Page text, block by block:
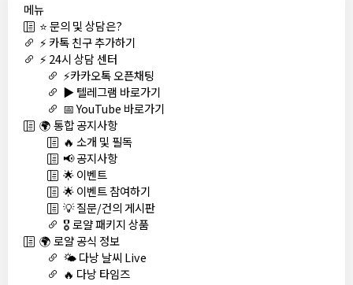
메뉴
⭐ 문의 및 상담은?
⚡ 카톡 친구 추가하기
⚡ 24시 상담 센터
⚡카카오톡 오픈채팅
▶️ 텔레그램 바로가기
📅 YouTube 바로가기
🌍 통합 공지사항
🔥 소개 및 필독
📢 공지사항
🌟 이벤트
🌟 이벤트 참여하기
💡 질문/건의 게시판
🎖️ 로얄 패키지 상품
🌍 로얄 공식 정보
🌤️ 다낭 날씨 Live
🔥 다낭 타임즈